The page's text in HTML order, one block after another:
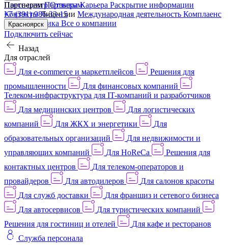
Пресс-центрОтзывыКарьера Раскрытие информации
КонтактыЛицензии Международная деятельность Комплаенс
и деловая этика Все о компании
ПартнерамПартнерам
+7 (391) 986-33-15
Красноярск
Подключить сейчас
Назад
Для отраслей
Для e-commerce и маркетплейсов
Решения для
промышленности
Для финансовых компаний
Телеком-инфраструктура для IT-компаний и разработчиков
Для медицинских центров
Для логистических
компаний
Для ЖКХ и энергетики
Для
образовательных организаций
Для недвижимости и
управляющих компаний
Для HoReCa
Решения для
контактных центров
Для телеком-операторов и
провайдеров
Для автодилеров
Для салонов красоты
Для служб доставки
Для франшиз и сетевого бизнеса
Для автосервисов
Для туристических компаний
Решения для гостиниц и отелей
Для кафе и ресторанов
Служба персонала